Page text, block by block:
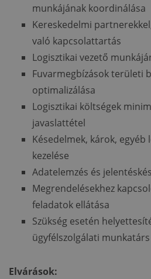
munkájának koordinálása
Kereskedelmi
való kapcsolattartás
Logisztikai vezető
Fuvarmegbízások területi
optimalizálása
Logisztikai költségek
javaslattétel
Késedelmek, károk,
kezelése
Adatelemzés és
Megrendelésekhez
feladatok ellátása
Szükség esetén
ügyfélszolgálati
Elvárások: